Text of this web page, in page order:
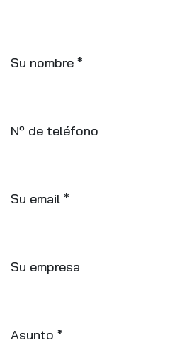
Su nombre *
Nº de teléfono
Su email *
Su empresa
Asunto *